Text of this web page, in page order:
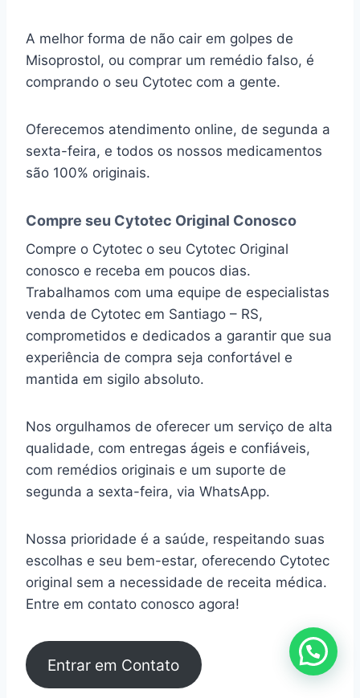
A melhor forma de não cair em golpes de
Misoprostol, ou comprar um remédio falso, é
comprando o seu Cytotec com a gente.
Oferecemos atendimento online, de segunda a
sexta-feira, e todos os nossos medicamentos
são 100% originais.
Compre seu Cytotec Original Conosco
Compre o Cytotec o seu Cytotec Original
conosco e receba em poucos dias.
Trabalhamos com uma equipe de especialistas
venda de Cytotec em Santiago – RS,
comprometidos e dedicados a garantir que sua
experiência de compra seja confortável e
mantida em sigilo absoluto.
Nos orgulhamos de oferecer um serviço de alta
qualidade, com entregas ágeis e confiáveis,
com remédios originais e um suporte de
segunda a sexta-feira, via WhatsApp.
Nossa prioridade é a saúde, respeitando suas
escolhas e seu bem-estar, oferecendo Cytotec
original sem a necessidade de receita médica.
Entre em contato conosco agora!
Entrar em Contato